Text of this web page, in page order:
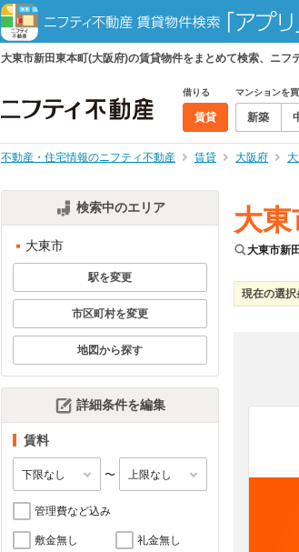
大東市新田東本町(大阪府)の賃貸物件をまとめて検索、ニフ
借りる
賃貸
マンションを買
新築
不動産・住宅情報のニフティ不動産 賃貸 大阪府
検索中のエリア
大東市
駅を変更
市区町村を変更
地図から探す
詳細条件を編集
賃料
〜
管理費など込み
敷金無し 礼金無し
大
大東市新
現在の選択